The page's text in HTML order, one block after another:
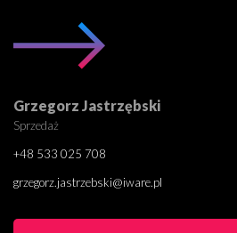
Grzegorz Jastrzębski
Sprzedaż
+48 533 025 708
grzegorz.jastrzebski@iware.pl